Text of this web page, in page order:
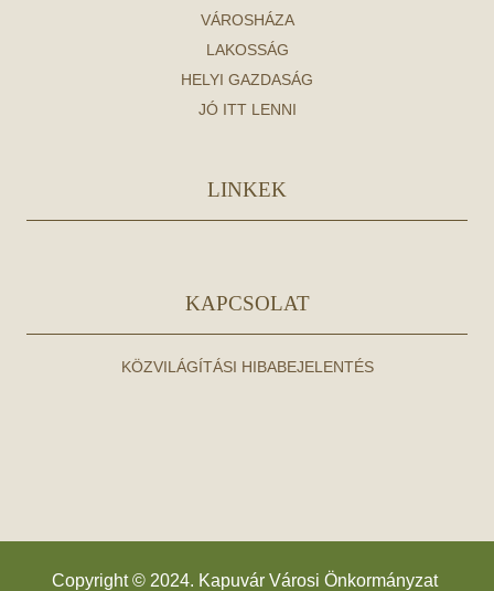
VÁROSHÁZA
LAKOSSÁG
HELYI GAZDASÁG
JÓ ITT LENNI
LINKEK
KAPCSOLAT
KÖZVILÁGÍTÁSI HIBABEJELENTÉS
Copyright © 2024. Kapuvár Városi Önkormányzat